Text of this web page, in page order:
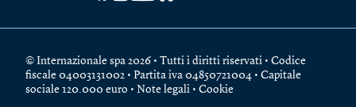
© Internazionale spa 2026 • Tutti i diritti riservati • Codice
fiscale 04003131002 • Partita iva 04850721004 • Capitale
sociale 120.000 euro • Note legali • Cookie